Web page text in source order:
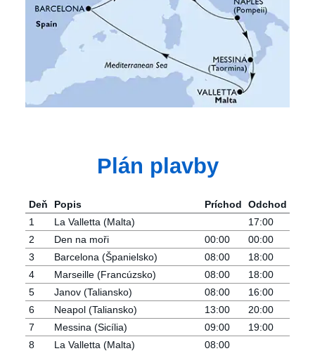
Akčné plavby
Pokročilé filtrování
Reset filtrů
Plán plavby
Deň Popis Príchod
Odchod
1
La Valletta (Malta)
17:00
2
Den na moři 00:00
00:00
3
Barcelona ​​(Španielsko) 08:00
18:00
4
Marseille (Francúzsko) 08:00
18:00
5
Janov (Taliansko) 08:00
16:00
6
Neapol (Taliansko) 13:00
20:00
7
Messina (Sicília) 09:00
19:00
8
La Valletta (Malta) 08:00